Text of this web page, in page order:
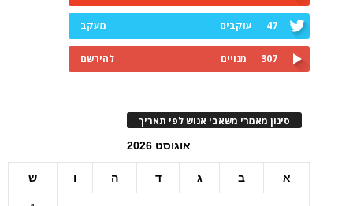
47 עוקבים מעקב
307 מנויים להירשם
סינון מאמרי משאבי אנוש לפי תאריך
אוגוסט 2026
א ב ג ד ה ו ש